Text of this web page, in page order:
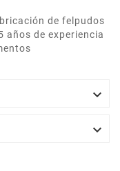
de felpudos
años de experiencia

